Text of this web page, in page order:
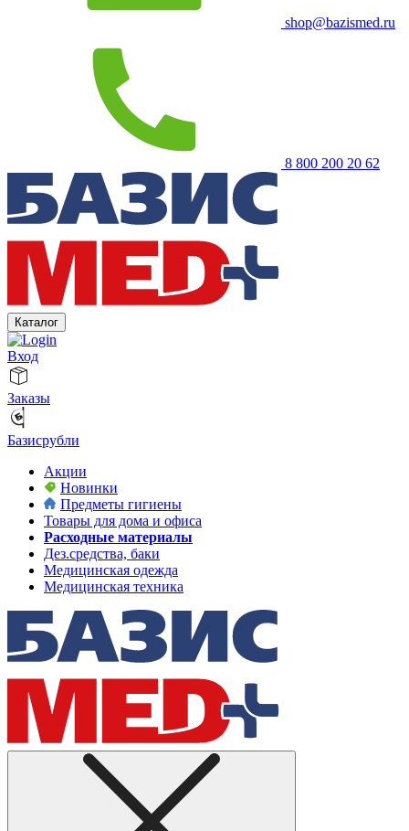
shop@bazismed.ru
8 800 200 20 62
Каталог
Вход
Заказы
Базисрубли
Акции
Новинки
Предметы гигиены
Товары для дома и офиса
Расходные материалы
Дез.средства, баки
Медицинская одежда
Медицинская техника